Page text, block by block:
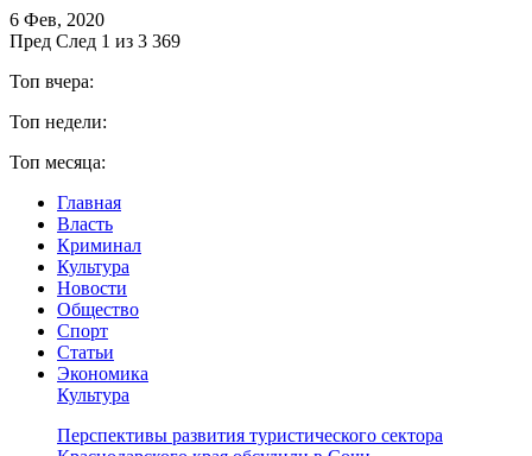
6 Фев, 2020
Пред След 1 из 3 369
Топ вчера:
Топ недели:
Топ месяца:
Главная
Власть
Криминал
Культура
Новости
Общество
Спорт
Статьи
Экономика
Культура
Перспективы развития туристического сектора